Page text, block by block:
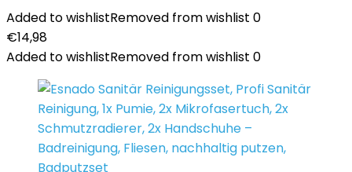
Added to wishlistRemoved from wishlist 0
€14,98
Added to wishlistRemoved from wishlist 0